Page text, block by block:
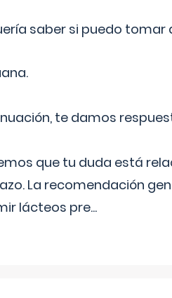
saber si puedo tomar
te damos
que tu duda está
La recomendación
lácteos pre...